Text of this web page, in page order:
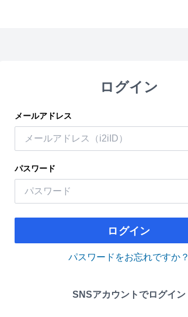
ログイン
メールアドレス
パスワード
ログイン
パスワードをお忘れですか？
SNSアカウントでログイン